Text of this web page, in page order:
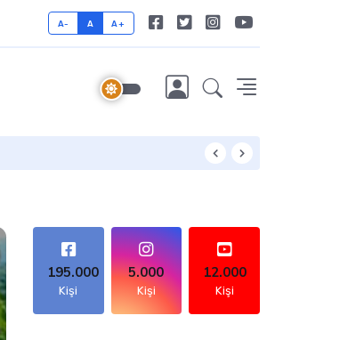
A- A A+
195.000
Kişi
5.000
Kişi
12.000
Kişi